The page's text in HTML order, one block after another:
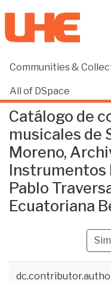
Communities &
All of DSpace
Statistics
Home Escuela de
Catálogo de
musicales de
Moreno,
Instrumentos
Pablo
Ecuatoriana